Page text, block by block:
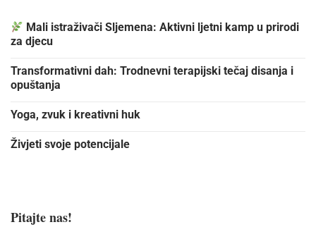
Mali istraživači Sljemena: Aktivni ljetni kamp u prirodi
za djecu
Transformativni dah: Trodnevni terapijski tečaj disanja i
opuštanja
Yoga, zvuk i kreativni huk
Živjeti svoje potencijale
Pitajte nas!